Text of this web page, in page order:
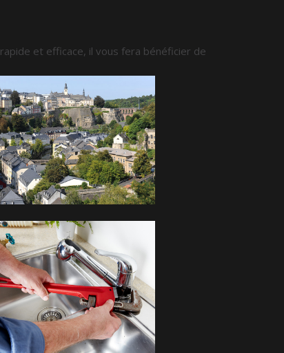
et efficace, il vous fera bénéficier de